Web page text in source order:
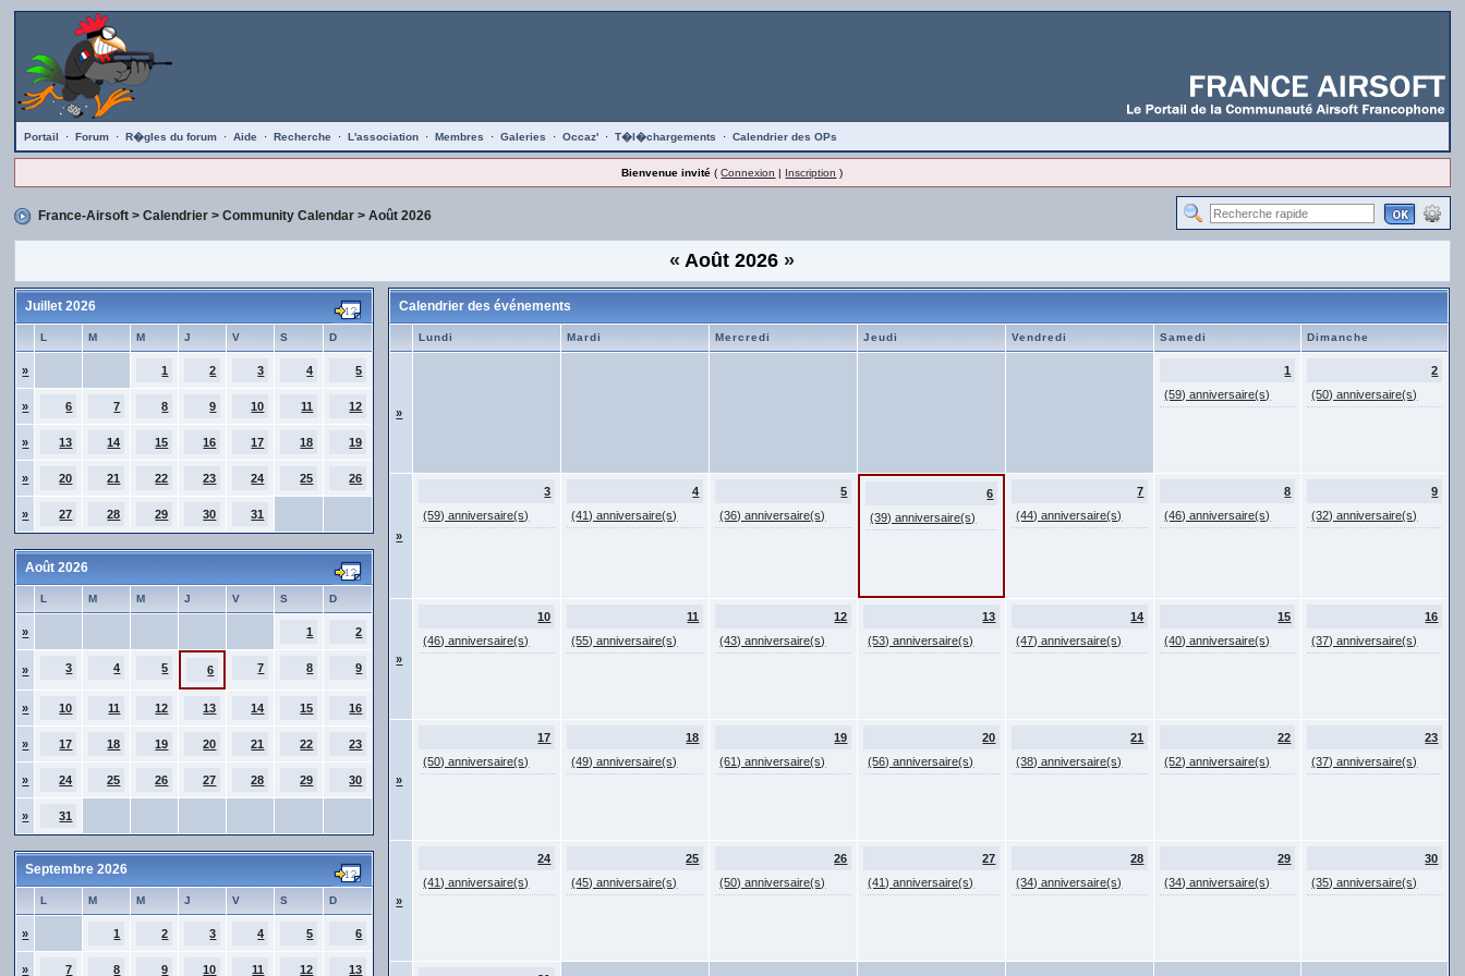
Portail · Forum · R�gles du forum · Aide · Recherche · L'association · Membres · Galeries · Occaz' · T�l�chargements · Calendrier des OPs
Bienvenue invité (Connexion | Inscription )
France-Airsoft >Calendrier >Community Calendar > Août 2026
« Août 2026 »
Juillet 2026
L M M J V S D
» 1 2 3 4 5
» 6 7 8 9 10 11 12
» 13 14 15 16 17 18 19
» 20 21 22 23 24 25 26
» 27 28 29 30 31
Août 2026
L M M J V S D
» 1 2
» 3 4 5 6 7 8 9
» 10 11 12 13 14 15 16
» 17 18 19 20 21 22 23
» 24 25 26 27 28 29 30
» 31
Septembre 2026
L M M J V S D
» 1 2 3 4 5 6
» 7 8 9 10 11 12 13
Calendrier des événements
Lundi Mardi Mercredi Jeudi Vendredi Samedi Dimanche
»
1
(59) anniversaire(s)
2
(50) anniversaire(s)
»
3
(59) anniversaire(s)
4
(41) anniversaire(s)
5
(36) anniversaire(s)
6
(39) anniversaire(s)
7
(44) anniversaire(s)
8
(46) anniversaire(s)
9
(32) anniversaire(s)
»
10
(46) anniversaire(s)
11
(55) anniversaire(s)
12
(43) anniversaire(s)
13
(53) anniversaire(s)
14
(47) anniversaire(s)
15
(40) anniversaire(s)
16
(37) anniversaire(s)
»
17
(50) anniversaire(s)
18
(49) anniversaire(s)
19
(61) anniversaire(s)
20
(56) anniversaire(s)
21
(38) anniversaire(s)
22
(52) anniversaire(s)
23
(37) anniversaire(s)
»
24
(41) anniversaire(s)
25
(45) anniversaire(s)
26
(50) anniversaire(s)
27
(41) anniversaire(s)
28
(34) anniversaire(s)
29
(34) anniversaire(s)
30
(35) anniversaire(s)